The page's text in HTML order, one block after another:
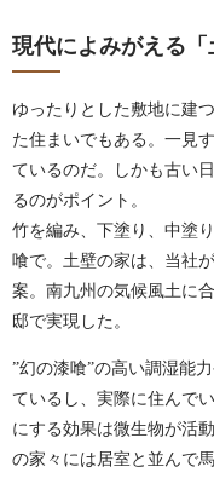
現代によみがえる「
ゆったりとした敷地に建
た住まいでもある。一見
ているのだ。しかも古い
るのがポイント。
竹を編み、下塗り、中塗
喰で。土壁の家は、当社
案。南九州の気候風土に
邸で実現した。
”幻の漆喰”の高い調湿能
ているし、実際に住んで
にする効果は微生物が活
の家々には居室と並んで